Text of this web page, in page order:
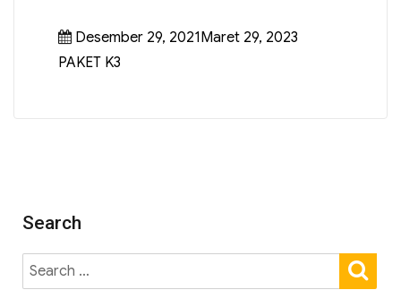
Desember 29, 2021Maret 29, 2023
PAKET K3
Search